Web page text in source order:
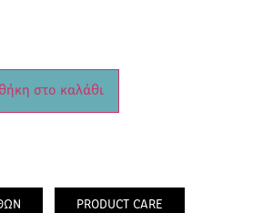
στο καλάθι
PRODUCT CARE